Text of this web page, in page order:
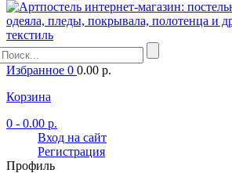
Избранное 0 0.00 р.
Корзина
0 - 0.00 р.
Вход на сайт
Регистрация
Профиль